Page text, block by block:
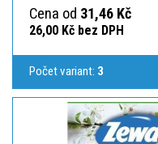
Cena od 31,46 Kč
26,00 Kč bez DPH
Počet variant: 3